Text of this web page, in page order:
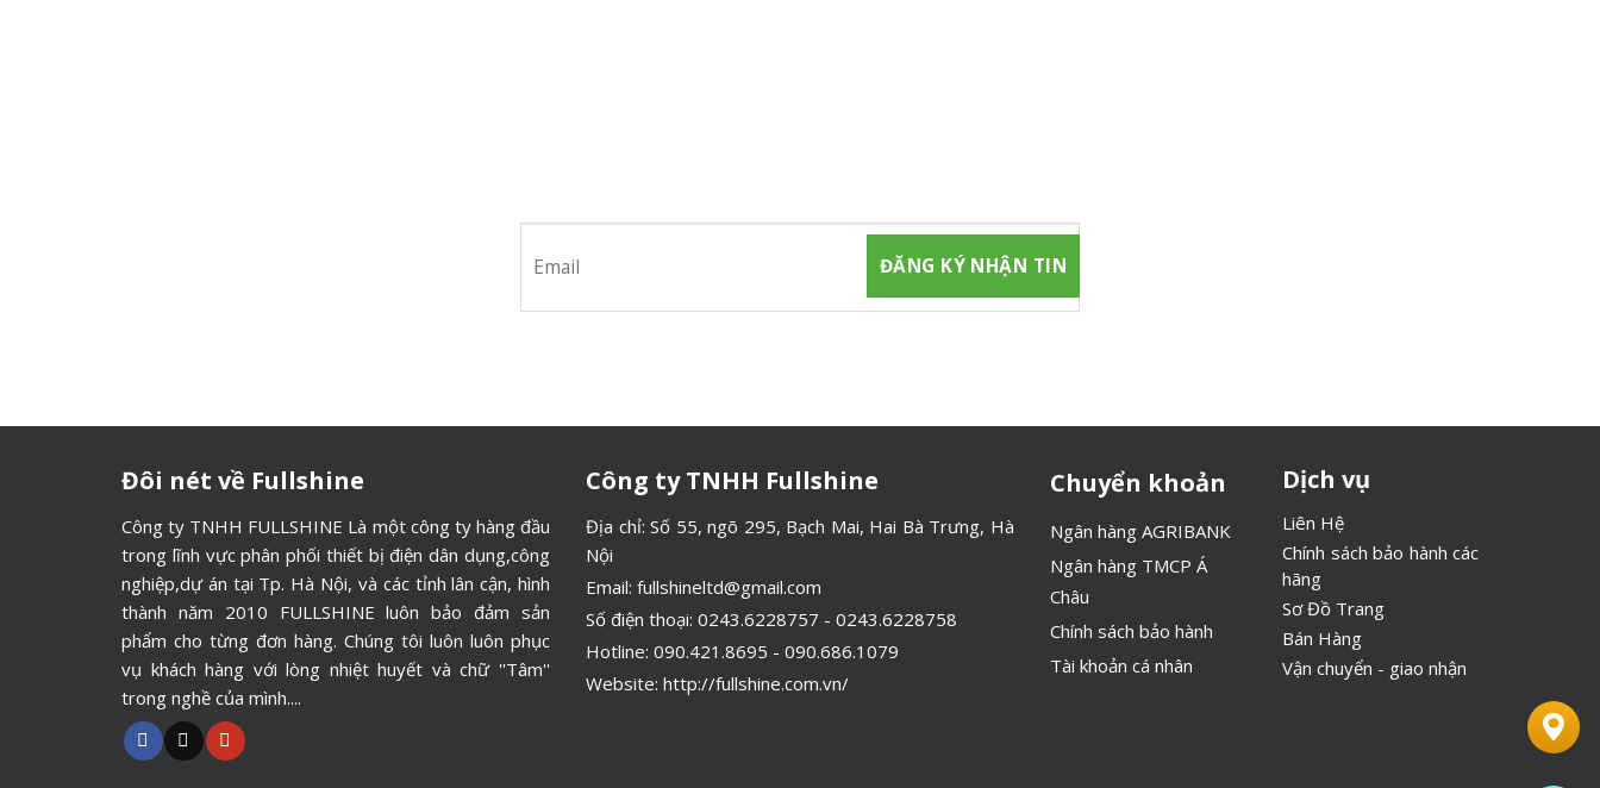
Đôi nét về Fullshine
Công ty TNHH FULLSHINE Là một công ty hàng đầu
trong lĩnh vực phân phối thiết bị điện dân dụng,công
nghiệp,dự án tại Tp. Hà Nội, và các tỉnh lân cận, hình
thành năm 2010 FULLSHINE luôn bảo đảm sản
phẩm cho từng đơn hàng. Chúng tôi luôn luôn phục
vụ khách hàng với lòng nhiệt huyết và chữ ''Tâm''
trong nghề của mình....
Công ty TNHH Fullshine
Địa chỉ: Số 55, ngõ 295, Bạch Mai, Hai Bà Trưng, Hà
Nội
Email: fullshineltd@gmail.com
Số điện thoại: 0243.6228757 - 0243.6228758
Hotline: 090.421.8695 - 090.686.1079
Website: http://fullshine.com.vn/
Chuyển khoản
Ngân hàng AGRIBANK
Ngân hàng TMCP Á
Châu
Chính sách bảo hành
Tài khoản cá nhân
Dịch vụ
Liên Hệ
Chính sách bảo hành các
hãng
Sơ Đồ Trang
Bán Hàng
Vận chuyển - giao nhận